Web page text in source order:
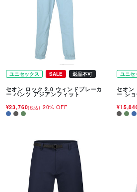
ユニセックス SALE 返品不可
セオン ロック 2.0 ウィンドブレーカ
ー パンツ アジアンフィット
¥23,760(税込) 20% OFF
ユニセ
セオン
ー シ